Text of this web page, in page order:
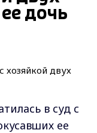
дочь
в суд с
ее